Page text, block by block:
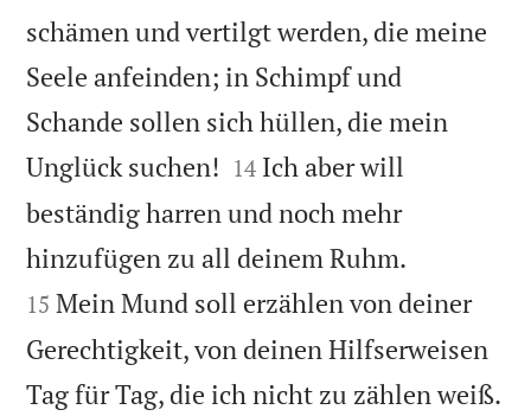
schämen und vertilgt werden, die meine
Seele anfeinden; in Schimpf und
Schande sollen sich hüllen, die mein
Unglück suchen! 

14 Ich aber will
beständig harren und noch mehr
hinzufügen zu all deinem Ruhm.
15 Mein Mund soll erzählen von deiner
Gerechtigkeit, von deinen Hilfserweisen
Tag für Tag, die ich nicht zu zählen weiß.